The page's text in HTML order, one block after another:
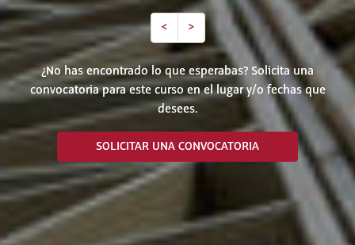
< >
¿No has encontrado lo que esperabas? Solicita una
convocatoria para este curso en el lugar y/o fechas que
desees.
SOLICITAR UNA CONVOCATORIA